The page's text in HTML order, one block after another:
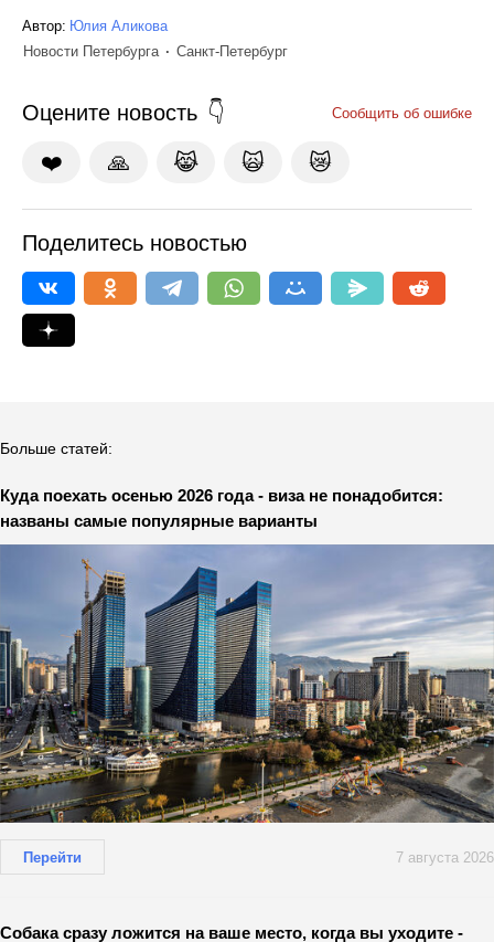
Автор: Юлия Аликова
Новости Петербурга
Санкт-Петербург
Оцените новость Сообщить об ошибке
❤️ 🙏 😹 🙀 😿
Поделитесь новостью
Больше статей:
Куда поехать осенью 2026 года - виза не понадобится:
названы самые популярные варианты
Перейти 7 августа 2026
Собака сразу ложится на ваше место, когда вы уходите -